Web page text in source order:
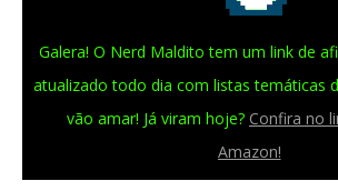
Galera! O Nerd Maldito tem um link de
atualizado todo dia com listas temáticas
vão amar! Já viram hoje? Confira no
Amazon!